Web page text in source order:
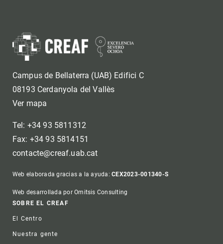
Campus de Bellaterra (UAB) Edifici C
08193 Cerdanyola del Vallès
Ver mapa
Tel: +34 93 5811312
Fax: +34 93 5814151
contacte@creaf.uab.cat
Web elaborada gracias a la ayuda:CEX2023-001340-S
Web desarrollada por Omitsis Consulting
Footer
SOBRE EL CREAF
El Centro
Nuestra gente